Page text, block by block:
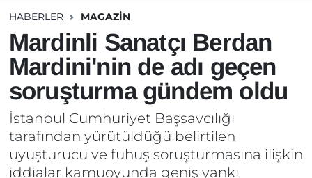
HABERLER MAGAZIN
Mardinli Sanatçı Berdan
Mardini'nin de adı geçen
soruşturma gündem oldu
İstanbul Cumhuriyet Başsavcılığı
tarafından yürütüldüğü belirtilen
uyuşturucu ve fuhuş soruşturmasına ilişkin
iddialar kamuoyunda geniş yankı